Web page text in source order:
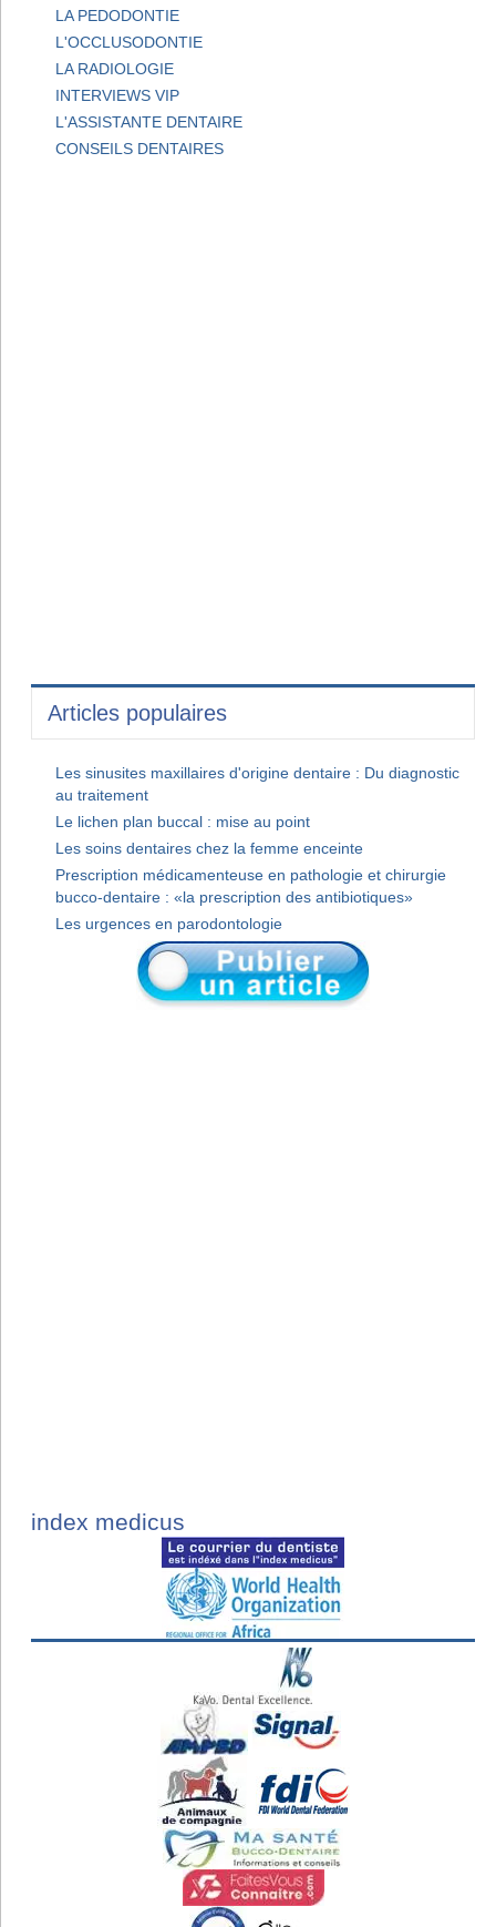
LA PEDODONTIE
L'OCCLUSODONTIE
LA RADIOLOGIE
INTERVIEWS VIP
L'ASSISTANTE DENTAIRE
CONSEILS DENTAIRES
Articles populaires
Les sinusites maxillaires d'origine dentaire : Du diagnostic
au traitement
Le lichen plan buccal : mise au point
Les soins dentaires chez la femme enceinte
Prescription médicamenteuse en pathologie et chirurgie
bucco-dentaire : «la prescription des antibiotiques»
Les urgences en parodontologie
index medicus